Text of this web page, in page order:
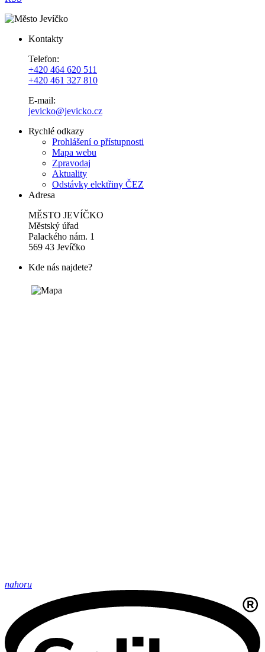
Kontakty
Telefon:
+420 464 620 511
+420 461 327 810
E-mail:
jevicko@jevicko.cz
Rychlé odkazy
Prohlášení o přístupnosti
Mapa webu
Zpravodaj
Aktuality
Odstávky elektřiny ČEZ
Adresa
MĚSTO JEVÍČKO
Městský úřad
Palackého nám. 1
569 43 Jevíčko
Kde nás najdete?
nahoru